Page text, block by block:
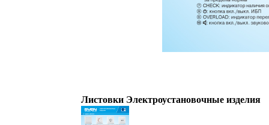
Листовки Электроустановочные изделия